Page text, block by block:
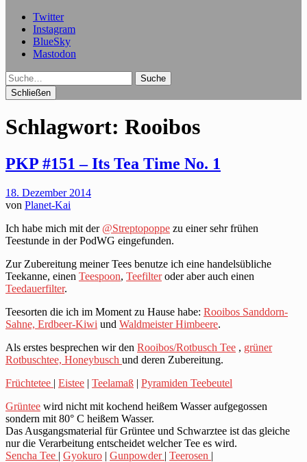
Twitter
Instagram
BlueSky
Mastodon
Suche
Schließen
Schlagwort: Rooibos
PKP #151 – Its Tea Time No. 1
18. Dezember 2014
von Planet-Kai
Ich habe mich mit der @Streptopoppe zu einer sehr frühen
Teestunde in der PodWG eingefunden.
Zur Zubereitung meiner Tees benutze ich eine handelsübliche
Teekanne, einen Teespoon, Teefilteroder aber auch einen
Teedauerfilter.
Teesorten die ich im Moment zu Hause habe: Rooibos Sanddorn-
Sahne, Erdbeer-Kiwi und Waldmeister Himbeere.
Als erstes besprechen wir den Rooibos/Rotbusch Tee , grüner
Rotbuschtee, Honeybusch und deren Zubereitung.
Früchtetee | Eistee | Teelamaß | Pyramiden Teebeutel
Grüntee wird nicht mit kochend heißem Wasser aufgegossen
sondern mit 80° C heißem Wasser.
Das Ausgangsmaterial für Grüntee und Schwarztee ist das gleiche
nur die Verarbeitung entscheidet welcher Tee es wird.
Sencha Tee | Gyokuro | Gunpowder | Teerosen |